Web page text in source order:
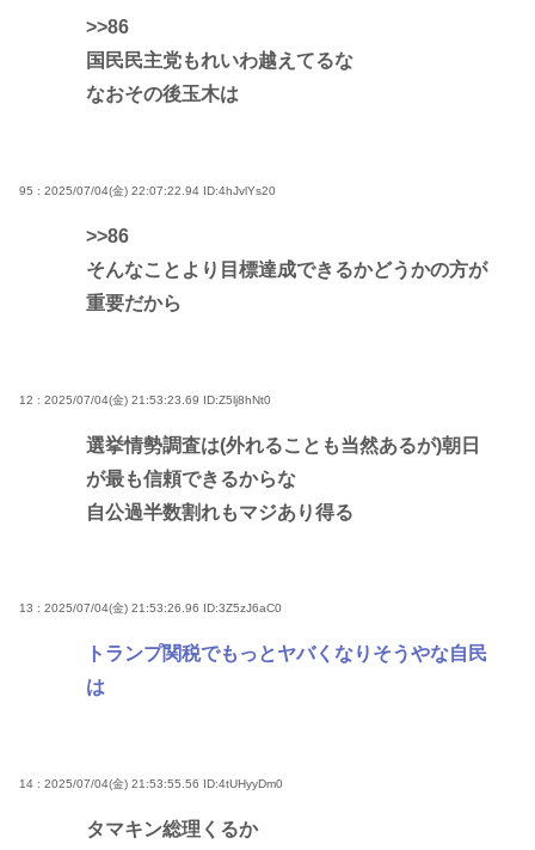
>>86
国民民主党もれいわ越えてるな
なおその後玉木は
95 : 2025/07/04(金) 22:07:22.94 ID:4hJvlYs20
>>86
そんなことより目標達成できるかどうかの方が
重要だから
12 : 2025/07/04(金) 21:53:23.69 ID:Z5lj8hNt0
選挙情勢調査は(外れることも当然あるが)朝日
が最も信頼できるからな
自公過半数割れもマジあり得る
13 : 2025/07/04(金) 21:53:26.96 ID:3Z5zJ6aC0
トランプ関税でもっとヤバくなりそうやな自民
は
14 : 2025/07/04(金) 21:53:55.56 ID:4tUHyyDm0
タマキン総理くるか